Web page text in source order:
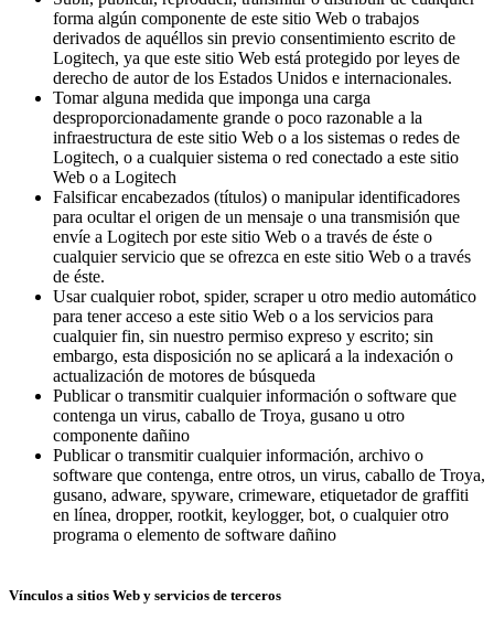
forma algún componente de este sitio Web o trabajos
derivados de aquéllos sin previo consentimiento escrito de
Logitech, ya que este sitio Web está protegido por leyes de
derecho de autor de los Estados Unidos e internacionales.
Tomar alguna medida que imponga una carga
desproporcionadamente grande o poco razonable a la
infraestructura de este sitio Web o a los sistemas o redes de
Logitech, o a cualquier sistema o red conectado a este sitio
Web o a Logitech
Falsificar encabezados (títulos) o manipular identificadores
para ocultar el origen de un mensaje o una transmisión que
envíe a Logitech por este sitio Web o a través de éste o
cualquier servicio que se ofrezca en este sitio Web o a través
de éste.
Usar cualquier robot, spider, scraper u otro medio automático
para tener acceso a este sitio Web o a los servicios para
cualquier fin, sin nuestro permiso expreso y escrito; sin
embargo, esta disposición no se aplicará a la indexación o
actualización de motores de búsqueda
Publicar o transmitir cualquier información o software que
contenga un virus, caballo de Troya, gusano u otro
componente dañino
Publicar o transmitir cualquier información, archivo o
software que contenga, entre otros, un virus, caballo de Troya,
gusano, adware, spyware, crimeware, etiquetador de graffiti
en línea, dropper, rootkit, keylogger, bot, o cualquier otro
programa o elemento de software dañino
Vínculos a sitios Web y servicios de terceros